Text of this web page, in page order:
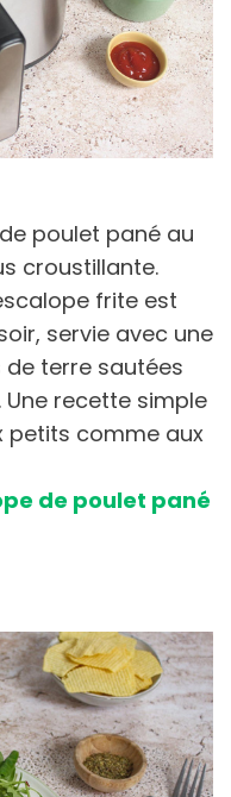
poulet pané au
croustillante.
frite est
servie avec une
terre sautées
recette simple
petits comme aux
de poulet pané